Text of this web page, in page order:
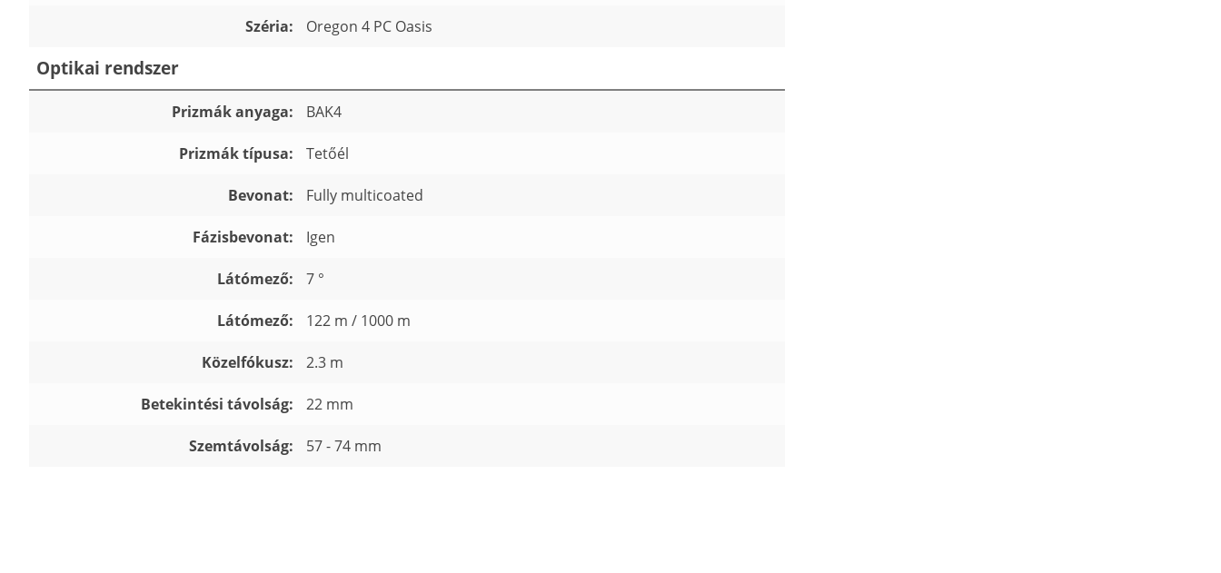
Széria: Oregon 4 PC Oasis
Optikai rendszer
Prizmák anyaga: BAK4
Prizmák típusa: Tetőél
Bevonat: Fully multicoated
Fázisbevonat: Igen
Látómező: 7 °
Látómező: 122 m / 1000 m
Közelfókusz: 2.3 m
Betekintési távolság: 22 mm
Szemtávolság: 57 - 74 mm